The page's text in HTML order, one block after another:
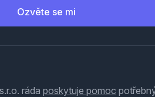
Ozvěte se mi
ráda poskytuje pomoc